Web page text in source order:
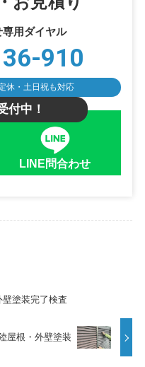
用ダイヤル
910
休・土日祝も対応
付中！
LINE問合わせ
塗装完了検査
屋根・外壁塗装